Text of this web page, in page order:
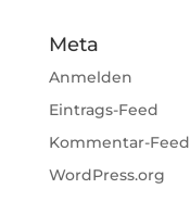
Meta
Anmelden
Eintrags-Feed
Kommentar-Feed
WordPress.org